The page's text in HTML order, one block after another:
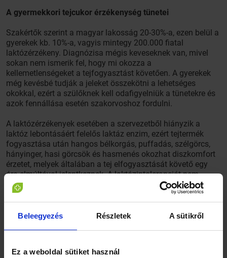
Beleegyezés Részletek A sütikről
Ez a weboldal sütiket használ
A gyermekkori tejcukor érzékenység tünetei
Szakértők szerint a magyar lakosság 20-30%-a, ezen belül a
gyerekek kb. 10%-a, vagyis mintegy 200.000 fiatal
laktózérzékeny. Diagnózisa mégis keveseknek van, mivel
sokan nem ismerik fel, hogy mi okozza a
kellemetlenségeket a tejfogyasztást követően. A gyerekek
még kevésbé tudják a jeleket összekötni a lehetséges
okokkal, ezért a szülőknek kell odafigyelniük a tünetekre és
azok fennállása esetén szakorvoshoz fordulni.
A laktózérzékenyek esetében a szervezetből hiányzik a
laktóz lebontásáért felelős laktáz enzim, ezért tejtermék
fogyasztása után hangos bélkorgás, puffadás, szélgörcs,
hányinger, hasi görcsök és hasmenés okozhat diszkomfort
érzetet, melyek általában a tej elfogyasztását követő egy
óra elmúltával jelentkeznek. A laktózintoleranciát nem
szabad összetéveszteni a tejallergiával, amely a tejfehérjére
adott allergiás reakció, ebben az esetben minden
tejterméket kerülni kell. Laktózérzékenység esetén viszont
nem a tej, hanem a laktóz fogyasztása okoz problémákat.